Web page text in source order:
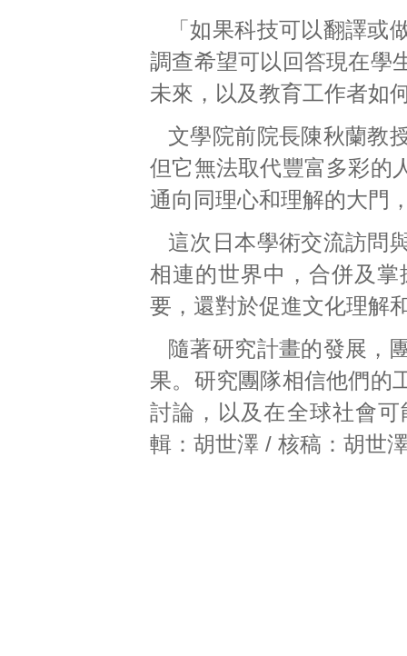
「如果科技可以翻譯
調查希望可以回答現在學
未來，以及教育工作者如
文學院前院長陳秋蘭教
但它無法取代豐富多彩的
通向同理心和理解的大門
這次日本學術交流訪問
相連的世界中，合併及
要，還對於促進文化理解
隨著研究計畫的發展，
果。研究團隊相信他們的
討論，以及在全球社會
輯：胡世澤 / 核稿：胡世